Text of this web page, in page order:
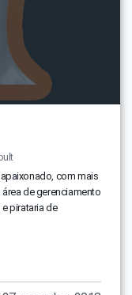
com mais
de gerenciamento
pirataria de